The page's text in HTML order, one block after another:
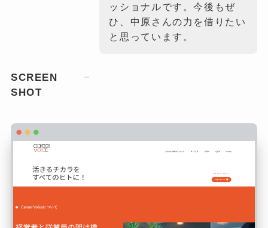
ッショナルです。今後もぜ
ひ、中原さんの力を借りたい
と思っています。
SCREEN
SHOT